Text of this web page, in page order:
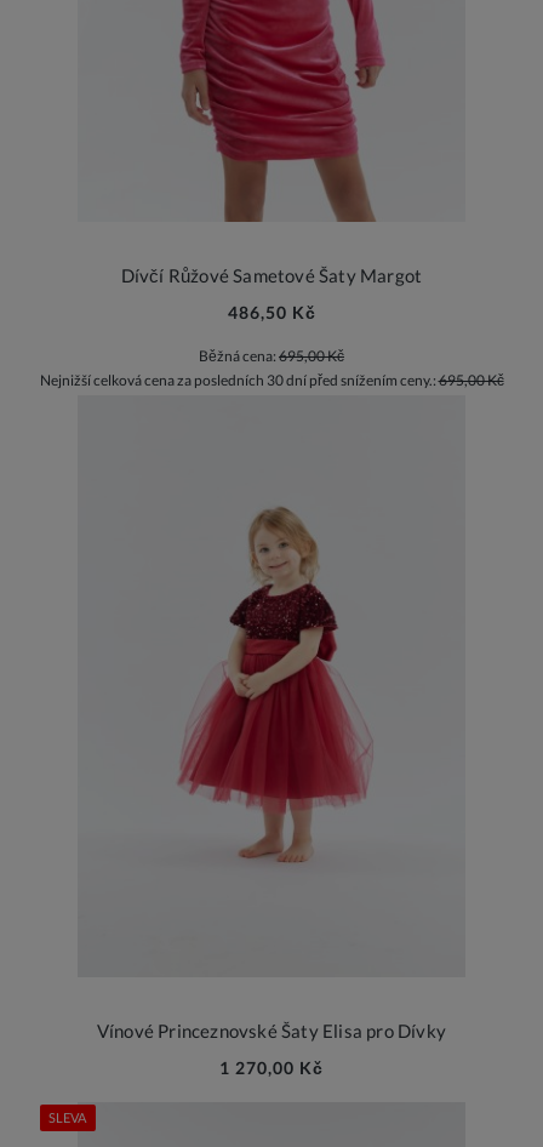
Dívčí Růžové Sametové Šaty Margot
486,50 Kč
Běžná cena: 695,00 Kč
Nejnižší celková cena za posledních 30 dní před snížením ceny.:695,00 Kč
Vínové Princeznovské Šaty Elisa pro Dívky
1 270,00 Kč
SLEVA